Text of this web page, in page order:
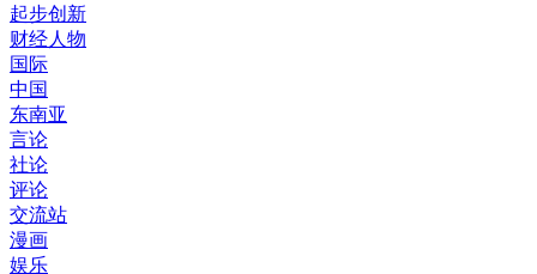
起步创新
财经人物
国际
中国
东南亚
言论
社论
评论
交流站
漫画
娱乐